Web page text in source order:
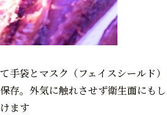
手袋とマスク（フェイスシールド
存。外気に触れさせず衛生面にも
ます